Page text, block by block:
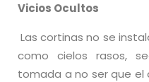
Vicios Ocultos
Las cortinas no se
como cielos rasos,
tomada a no ser que el